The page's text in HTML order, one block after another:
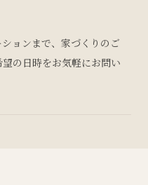
ョンまで、家づくりのご
の日時をお気軽にお問い